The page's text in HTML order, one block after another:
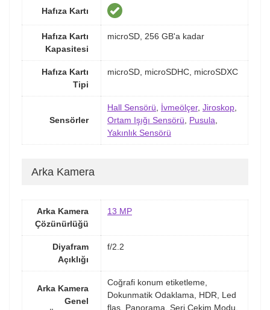
Hafıza Kartı
Hafıza Kartı
Kapasitesi
microSD, 256 GB'a kadar
Hafıza Kartı
Tipi
microSD, microSDHC, microSDXC
Sensörler
Hall Sensörü İvmeölçer, Jiroskop
Ortam Işığı Sensörü
Pusula
Yakınlık Sensörü
Arka Kamera
Arka Kamera
Çözünürlüğü
13 MP
Diyafram
Açıklığı
f/2.2
Arka Kamera
Genel
Coğrafi konum etiketleme,
Dokunmatik Odaklama, HDR, Led
flaş, Panorama, Seri Çekim Modu,